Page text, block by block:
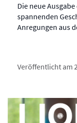
Die neue
spannenden
Anregungen aus
Veröffentlicht am